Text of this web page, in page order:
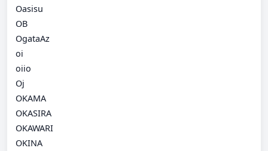
Oasisu
OB
OgataAz
oi
oiio
Oj
OKAMA
OKASIRA
OKAWARI
OKINA